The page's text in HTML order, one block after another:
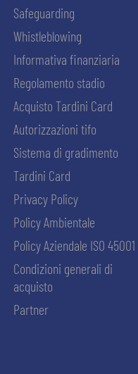
Safeguarding
Whistleblowing
Informativa finanziaria
Regolamento stadio
Acquisto Tardini Card
Autorizzazioni tifo
Sistema di gradimento
Tardini Card
Privacy Policy
Policy Ambientale
Policy Aziendale ISO 45001
Condizioni generali di
acquisto
Partner